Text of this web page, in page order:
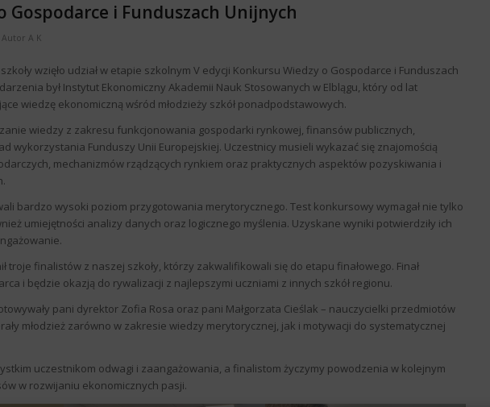
Gospodarce i Funduszach Unijnych
AutorA K
wzięło udział w etapie szkolnym V edycji Konkursu Wiedzy o Gospodarce i Funduszach
był Instytut Ekonomiczny Akademii Nauk Stosowanych w Elblągu, który od lat
wiedzę ekonomiczną wśród młodzieży szkół ponadpodstawowych.
wiedzy z zakresu funkcjonowania gospodarki rynkowej, finansów publicznych,
wykorzystania Funduszy Unii Europejskiej. Uczestnicy musieli wykazać się znajomością
mechanizmów rządzących rynkiem oraz praktycznych aspektów pozyskiwania i
bardzo wysoki poziom przygotowania merytorycznego. Test konkursowy wymagał nie tylko
umiejętności analizy danych oraz logicznego myślenia. Uzyskane wyniki potwierdziły ich
troje finalistów z naszej szkoły, którzy zakwalifikowali się do etapu finałowego. Finał
i będzie okazją do rywalizacji z najlepszymi uczniami z innych szkół regionu.
pani dyrektor Zofia Rosa oraz pani Małgorzata Cieślak – nauczycielki przedmiotów
młodzież zarówno w zakresie wiedzy merytorycznej, jak i motywacji do systematycznej
uczestnikom odwagi i zaangażowania, a finalistom życzymy powodzenia w kolejnym
w rozwijaniu ekonomicznych pasji.